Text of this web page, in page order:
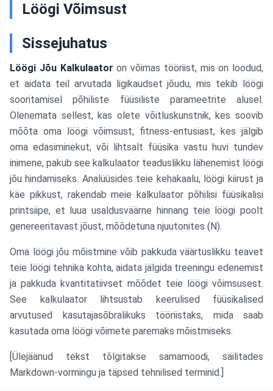
Löögi Võimsust
Sissejuhatus
Löögi Jõu Kalkulaator on võimas tööriist, mis on loodud,
et aidata teil arvutada ligikaudset jõudu, mis tekib löögi
sooritamisel põhiliste füüsiliste parameetrite alusel.
Olenemata sellest, kas olete võitluskunstnik, kes soovib
mõõta oma löögi võimsust, fitness-entusiast, kes jälgib
oma edasiminekut, või lihtsalt füüsika vastu huvi tundev
inimene, pakub see kalkulaator teaduslikku lähenemist löögi
jõu hindamiseks. Analüüsides teie kehakaalu, löögi kiirust ja
käe pikkust, rakendab meie kalkulaator põhilisi füüsikalisi
printsiipe, et luua usaldusväärne hinnang teie löögi poolt
genereeritavast jõust, mõõdetuna njuutonites (N).
Oma löögi jõu mõistmine võib pakkuda väärtuslikku teavet
teie löögi tehnika kohta, aidata jälgida treeningu edenemist
ja pakkuda kvantitatiivset mõõdet teie löögi võimsusest.
See kalkulaator lihtsustab keerulised füüsikalised
arvutused kasutajasõbralikuks tööriistaks, mida saab
kasutada oma löögi võimete paremaks mõistmiseks.
[Ülejäänud tekst tõlgitakse samamoodi, säilitades
Markdown-vormingu ja täpsed tehnilised terminid.]